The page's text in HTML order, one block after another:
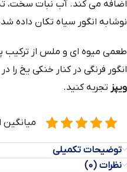
اضافه می کند. آب نبات سخت،
نوشابه انگور سیاه تکان داده
طعمی میوه ای و ملس از ترکیب
انگور فرنگی در کنار خنکی یخ را در
ویپز تجربه کنید.
میانگین امتیاز 5/5
توضیحات تکمیلی
نظرات (0)